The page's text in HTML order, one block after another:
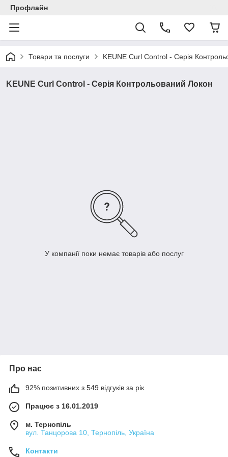
Профлайн
Товари та послуги KEUNE Curl Control - Серія
KEUNE Curl Control - Серія Контрольований Локон
У компанії поки немає товарів або послуг
Про нас
92% позитивних з 549 відгуків за рік
Працює з 16.01.2019
м. Тернопіль
вул. Танцорова 10, Тернопіль, Україна
Контакти